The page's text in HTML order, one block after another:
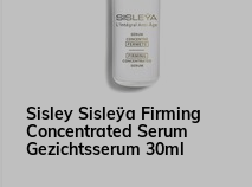
Sisley Sisleÿa Firming
Concentrated Serum
Gezichtsserum 30ml